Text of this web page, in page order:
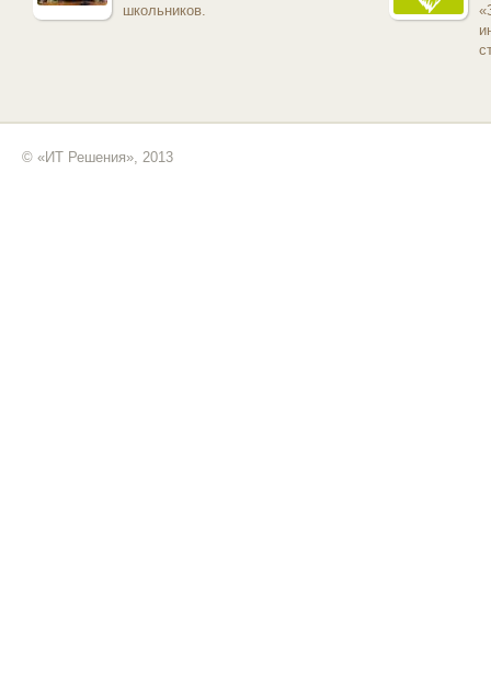
школьников.
© «ИТ Решения», 2013